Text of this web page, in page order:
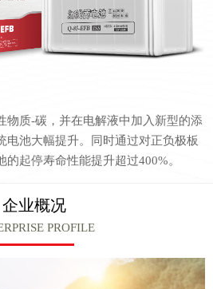
物质-碳，并在电解液中加入新型的添
电池大幅提升。同时通过对正负极板
起停寿命性能提升超过400%。
企业概况
PROFILE